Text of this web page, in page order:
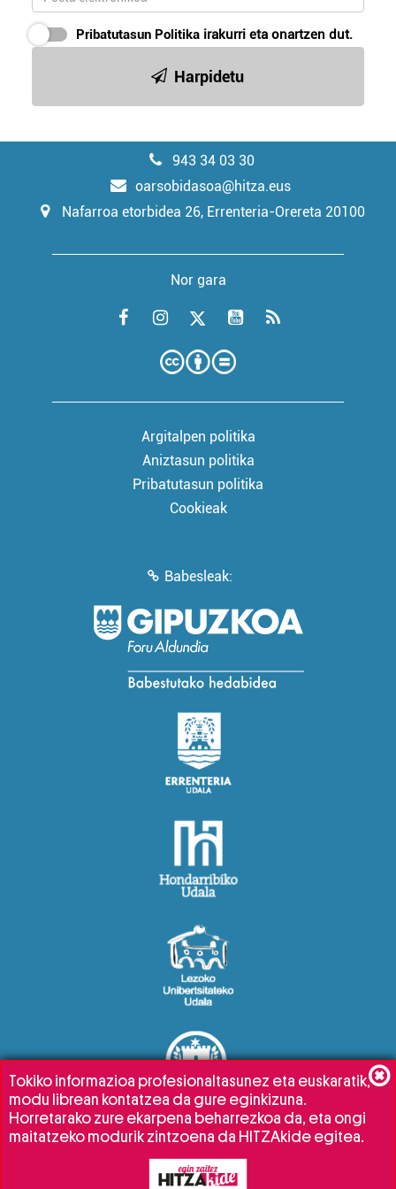
Pribatutasun Politika irakurri eta onartzen dut.
Harpidetu
943 34 03 30
oarsobidasoa@hitza.eus
Nafarroa etorbidea 26, Errenteria-Orereta 20100
Nor gara
Argitalpen politika
Aniztasun politika
Pribatutasun politika
Cookieak
Babesleak:
Tokiko informazioa profesionaltasunez eta euskaratik,
modu librean kontatzea da gure eginkizuna.
Horretarako zure ekarpena beharrezkoa da, eta ongi
maitatzeko modurik zintzoena da HITZAkide egitea.